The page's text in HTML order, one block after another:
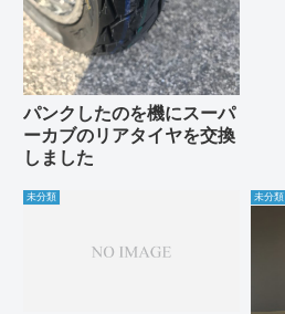
パンクしたのを機にスーパ
ーカブのリアタイヤを交換
しました
未分類 未分類